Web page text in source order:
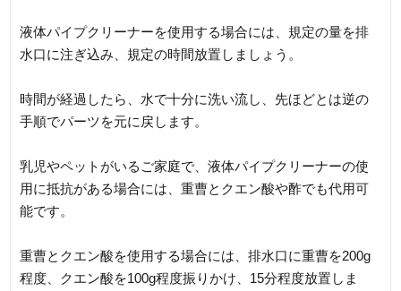
液体パイプクリーナーを使用する場合には、規定の量を排
水口に注ぎ込み、規定の時間放置しましょう。
時間が経過したら、水で十分に洗い流し、先ほどとは逆の
手順でパーツを元に戻します。
乳児やペットがいるご家庭で、液体パイプクリーナーの使
用に抵抗がある場合には、重曹とクエン酸や酢でも代用可
能です。
重曹とクエン酸を使用する場合には、排水口に重曹を200g
程度、クエン酸を100g程度振りかけ、15分程度放置しま